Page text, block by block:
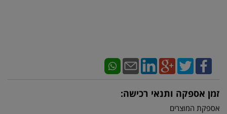
זמן אספקה ותנאי רכישה:
אספקת המוצרים